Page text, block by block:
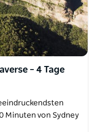
– 4 Tage
Minuten von Sydney